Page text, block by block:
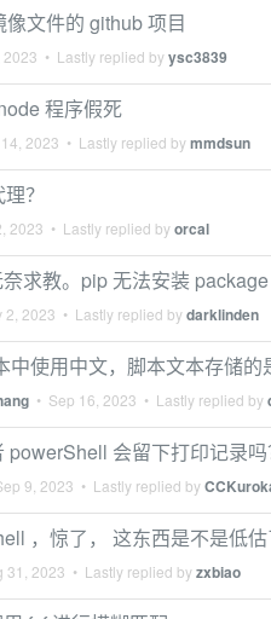
文件的 github 项目
2023 • Lastly replied byysc3839
程序假死
2023 • Lastly replied bymmdsun
？
2023 • Lastly replied byorcal
求教。pip 无法安装 package
2, 2023 • Lastly replied bydarklinden
使用中文，脚本文本存储的
• Sep 16, 2023 • Lastly replied by
会留下打印记录吗
9, 2023 • Lastly replied by
，惊了， 这东西是不是低估
31, 2023 • Lastly replied byzxbiao